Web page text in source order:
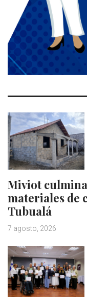
Miviot
materiales de
Tubualá
7 agosto, 2026